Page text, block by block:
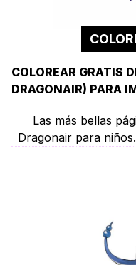
COLOREAR GRATIS
DRAGONAIR) PARA
Las más bellas
Dragonair para